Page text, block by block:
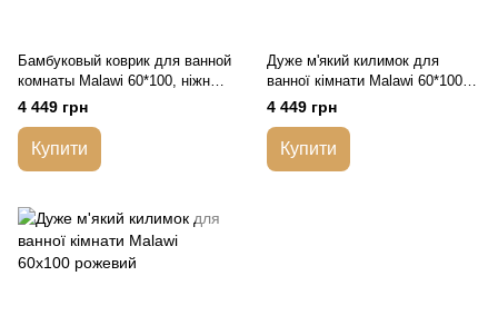
Бамбуковый коврик для ванной
комнаты Malawi 60*100, ніжно-
зелений
4 449 грн
Купити
Дуже м'який килимок для
ванної кімнати Malawi 60*100
блакитний
4 449 грн
Купити